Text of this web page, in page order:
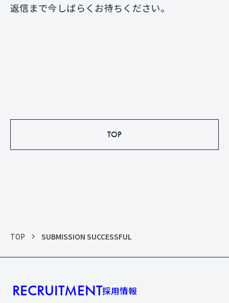
返信まで今しばらくお待ちください。
TOP
TOP SUBMISSION SUCCESSFUL
RECRUITMENT採用情報